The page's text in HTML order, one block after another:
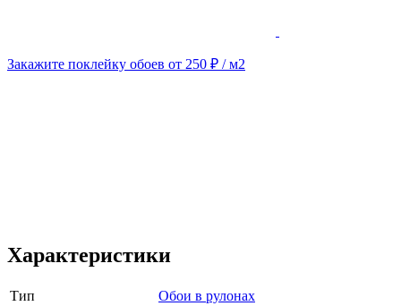
Закажите поклейку обоев от 250 ₽ / м2
Характеристики
Тип
Обои в рулонах